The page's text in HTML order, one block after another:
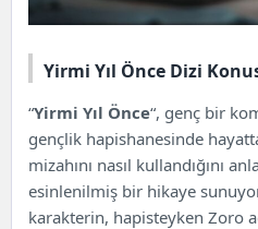
Yirmi Yıl Önce Dizi
“Yirmi Yıl Önce“, genç bir
gençlik hapishanesinde
mizahını nasıl kullandığını
esinlenilmiş bir hikaye
karakterin, hapisteyken Zoro